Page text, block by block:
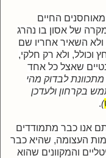
החיים
של אסון בו נהרג
ולא השאיר אחריו שם
וכולל, ולא רק חלקי,
שאצל כל אחד
מתכוונת לבדוק מהי
בקרחון ולעדכן
)
.
אנו כבר מתמודדים
העצומה, שהיא כבר
והמקוונים שהוא